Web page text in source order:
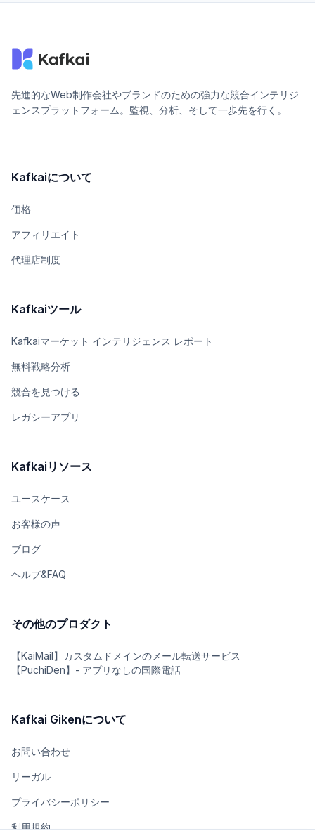
先進的なWeb制作会社やブランドのための強力な競合インテリジ
ェンスプラットフォーム。監視、分析、そして一歩先を行く。
Kafkaiについて
価格
アフィリエイト
代理店制度
Kafkaiツール
Kafkaiマーケット インテリジェンス レポート
無料戦略分析
競合を見つける
レガシーアプリ
Kafkaiリソース
ユースケース
お客様の声
ブログ
ヘルプ&FAQ
その他のプロダクト
【KaiMail】カスタムドメインのメール転送サービス
【PuchiDen】- アプリなしの国際電話
Kafkai Gikenについて
お問い合わせ
リーガル
プライバシーポリシー
利用規約